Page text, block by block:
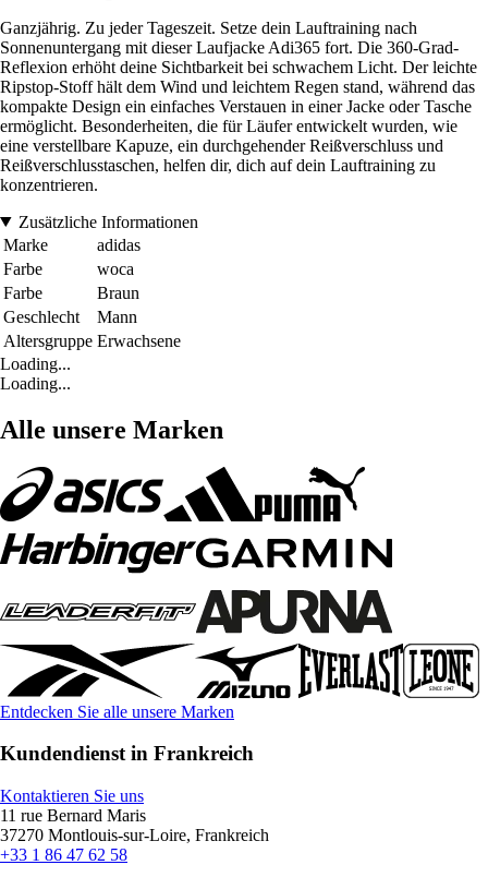
Ganzjährig. Zu jeder Tageszeit. Setze dein Lauftraining nach
Sonnenuntergang mit dieser Laufjacke Adi365 fort. Die 360-Grad-
Reflexion erhöht deine Sichtbarkeit bei schwachem Licht. Der leichte
Ripstop-Stoff hält dem Wind und leichtem Regen stand, während das
kompakte Design ein einfaches Verstauen in einer Jacke oder Tasche
ermöglicht. Besonderheiten, die für Läufer entwickelt wurden, wie
eine verstellbare Kapuze, ein durchgehender Reißverschluss und
Reißverschlusstaschen, helfen dir, dich auf dein Lauftraining zu
konzentrieren.
Zusätzliche Informationen
Marke
adidas
Farbe
woca
Farbe
Braun
Geschlecht
Mann
Altersgruppe Erwachsene
Loading...
Loading...
Alle unsere Marken
Entdecken Sie alle unsere Marken
Kundendienst in Frankreich
Kontaktieren Sie uns
11 rue Bernard Maris
37270 Montlouis-sur-Loire, Frankreich
+33 1 86 47 62 58